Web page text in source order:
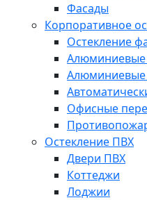
Фасады
Корпоративное
Остекление
Алюминиевые
Алюминиевые
Офисные
Остекление ПВХ
Двери ПВХ
Коттеджи
Лоджии